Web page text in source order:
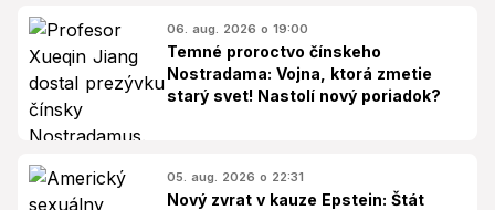
06. aug. 2026 o 19:00
Temné proroctvo čínskeho
Nostradama: Vojna, ktorá zmetie
starý svet! Nastolí nový poriadok?
05. aug. 2026 o 22:31
Nový zvrat v kauze Epstein: Štát